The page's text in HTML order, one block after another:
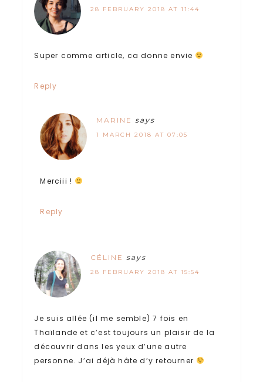
28 FEBRUARY 2018 AT 11:44
Super comme article, ca donne envie
Reply
MARINE says
1 MARCH 2018 AT 07:05
Merciii !
Reply
CÉLINE says
28 FEBRUARY 2018 AT 15:54
Je suis allée (il me semble) 7 fois en
Thaïlande et c’est toujours un plaisir de la
découvrir dans les yeux d’une autre
personne. J’ai déjà hâte d’y retourner